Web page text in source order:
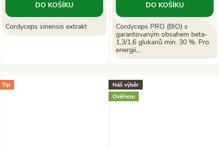
DO KOŠÍKU
Cordyceps sinensis extrakt
DO KOŠÍKU
Cordyceps PRO (BIO) s
garantovaným obsahem beta-
1,3/1,6 glukanů min. 30 %. Pro
energii,...
Tip
Náš výběr
Ověřeno